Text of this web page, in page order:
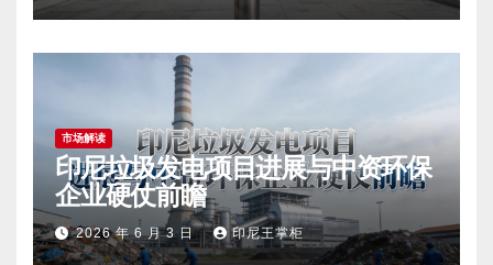
市场解读
印尼垃圾发电项目进展与中资环保
企业硬仗前瞻
2026 年 6 月 3 日 印尼王掌柜